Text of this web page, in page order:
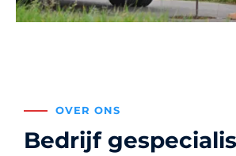
OVER ONS
Bedrijf